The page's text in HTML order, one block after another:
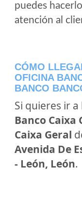
puedes
atención al
CÓMO
OFICINA
BANCO
Si quieres ir
Banco Caixa
Caixa Geral
Avenida De
- León, León.